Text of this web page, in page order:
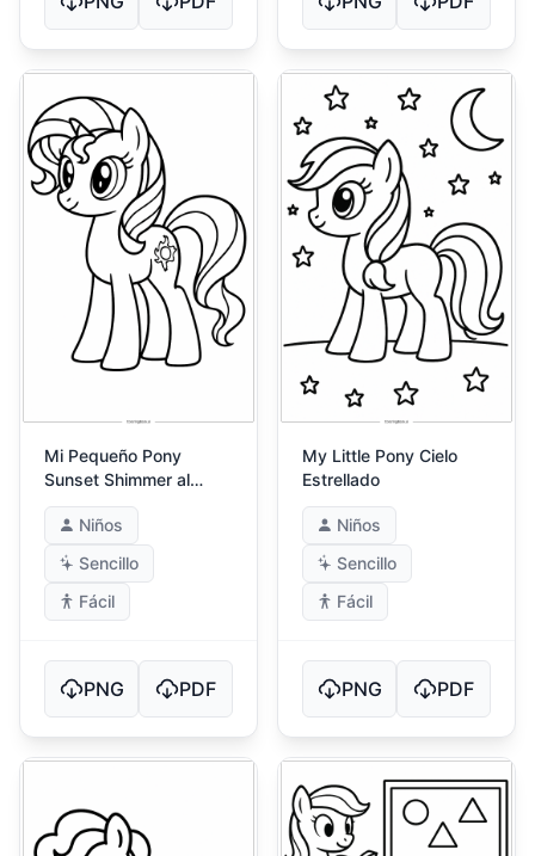
Mi Pequeño Pony
Sunset Shimmer al
Atardecer
Niños
Sencillo
Fácil
PNG PDF
My Little Pony Cielo
Estrellado
Niños
Sencillo
Fácil
PNG PDF